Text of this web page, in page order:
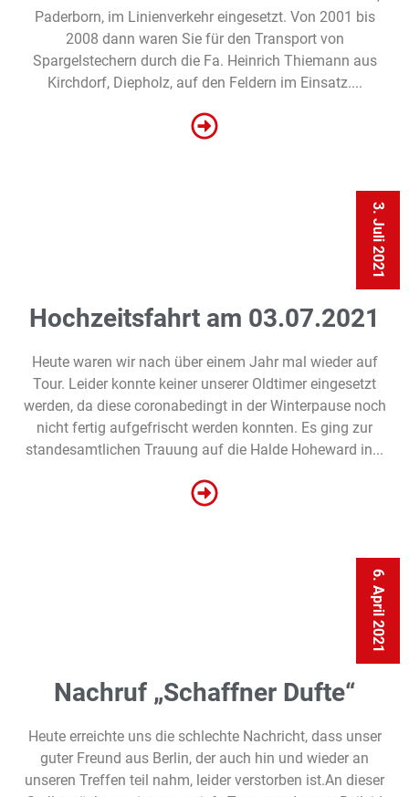
Paderborn, im Linienverkehr eingesetzt. Von 2001 bis
2008 dann waren Sie für den Transport von
Spargelstechern durch die Fa. Heinrich Thiemann aus
Kirchdorf, Diepholz, auf den Feldern im Einsatz....
3. Juli 2021
Hochzeitsfahrt am 03.07.2021
Heute waren wir nach über einem Jahr mal wieder auf
Tour. Leider konnte keiner unserer Oldtimer eingesetzt
werden, da diese coronabedingt in der Winterpause noch
nicht fertig aufgefrischt werden konnten. Es ging zur
standesamtlichen Trauung auf die Halde Hoheward in...
6. April 2021
Nachruf „Schaffner Dufte“
Heute erreichte uns die schlechte Nachricht, dass unser
guter Freund aus Berlin, der auch hin und wieder an
unseren Treffen teil nahm, leider verstorben ist.An dieser